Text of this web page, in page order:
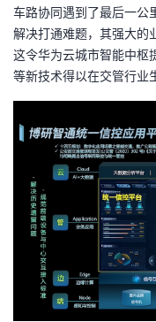
车路协同遇到了最后一公
解决打通难题，其强大的
这令华为云城市智能中枢
等新技术得以在交管行业